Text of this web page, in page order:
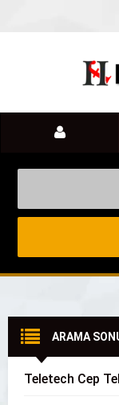
ARAMA
Teletech Cep